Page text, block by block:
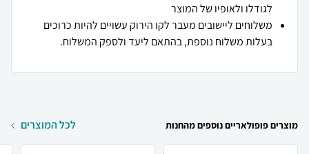
לגודלו ולאופיו של המוצר
משלוחים ליישובים מעבר לקו הירוק עשויים להיות כרוכים
בעלות משלוח נוספת, בהתאם ליעד ולספק המשלוח.
מוצרים פופולאריים נוספים מהחנות לכל המוצרים